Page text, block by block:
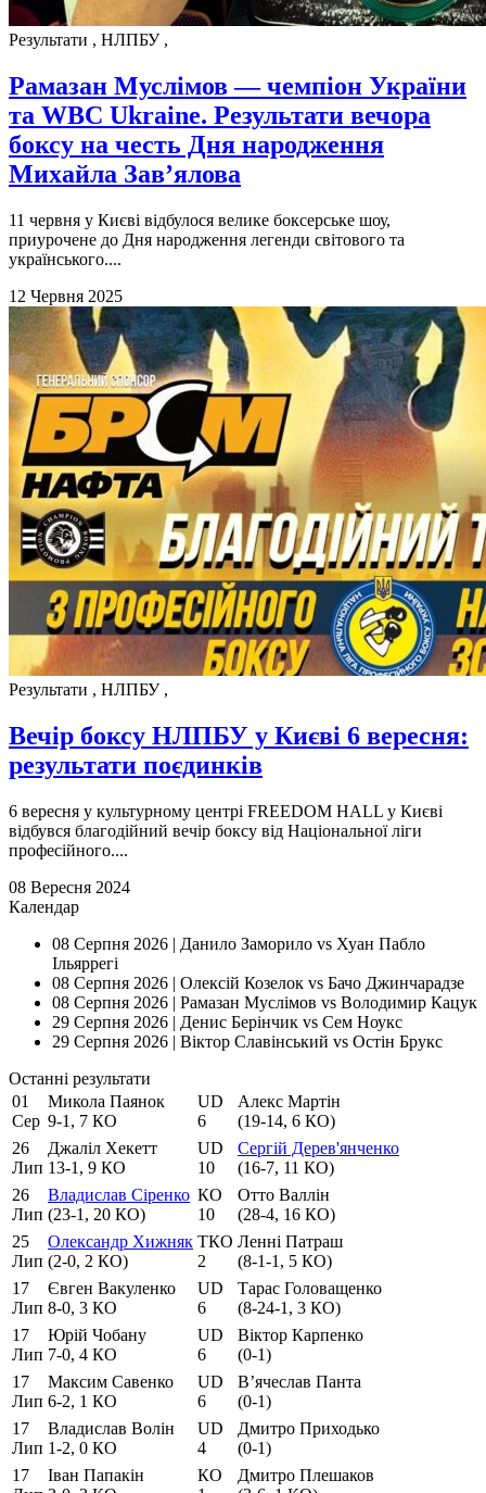
Результати , НЛПБУ ,
Рамазан Муслімов — чемпіон України
та WBC Ukraine. Результати вечора
боксу на честь Дня народження
Михайла Зав’ялова
11 червня у Києві відбулося велике боксерське шоу,
приурочене до Дня народження легенди світового та
українського....
12 Червня 2025
Результати , НЛПБУ ,
Вечір боксу НЛПБУ у Києві 6 вересня:
результати поєдинків
6 вересня у культурному центрi FREEDOM HALL у Києві
відбувся благодійний вечір боксу від Національної ліги
професійного....
08 Вересня 2024
Календар
08 Серпня 2026 | Данило Заморило vs Хуан Пабло
Ільяррегі
08 Серпня 2026 | Олексій Козелок vs Бачо Джинчарадзе
08 Серпня 2026 | Рамазан Муслімов vs Володимир Кацук
29 Серпня 2026 | Денис Берінчик vs Сем Ноукс
29 Серпня 2026 | Віктор Славінський vs Остін Брукс
Останнi результати
01
Сер
Микола Паянок
9-1, 7 КО
UD
6
Алекс Мартiн
(19-14, 6 КО)
26
Лип
Джаліл Хекетт
13-1, 9 КО
UD
10
Сергій Дерев'янченко
(16-7, 11 КО)
26
Лип
Владислав Сіренко
(23-1, 20 КО)
КО
10
Отто Валлін
(28-4, 16 КО)
25
Лип
Олександр Хижняк
(2-0, 2 КО)
ТКО
2
Ленні Патраш
(8-1-1, 5 КО)
17
Лип
Євген Вакуленко
8-0, 3 КО
UD
6
Тарас Головащенко
(8-24-1, 3 КО)
17
Лип
Юрій Чобану
7-0, 4 КО
UD
6
Віктор Карпенко
(0-1)
17
Лип
Максим Савенко
6-2, 1 КО
UD
6
В’ячеслав Панта
(0-1)
17
Лип
Владислав Волін
1-2, 0 КО
UD
4
Дмитро Приходько
(0-1)
17
Іван Папакін
КО
Дмитро Плешаков